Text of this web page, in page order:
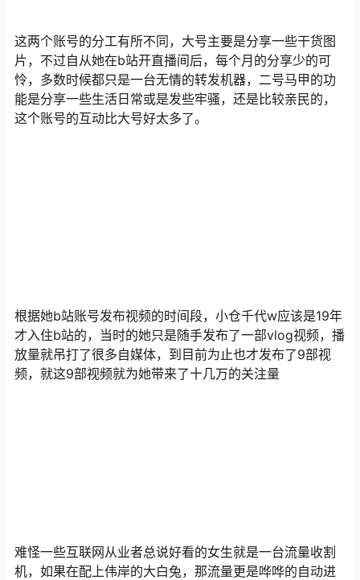
这两个账号的分工有所不同，大号主要是分享一些干货图
片，不过自从她在b站开直播间后，每个月的分享少的可
怜，多数时候都只是一台无情的转发机器，二号马甲的功
能是分享一些生活日常或是发些牢骚，还是比较亲民的，
这个账号的互动比大号好太多了。
根据她b站账号发布视频的时间段，小仓千代w应该是19年
才入住b站的，当时的她只是随手发布了一部vlog视频，播
放量就吊打了很多自媒体，到目前为止也才发布了9部视
频，就这9部视频就为她带来了十几万的关注量
难怪一些互联网从业者总说好看的女生就是一台流量收割
机，如果在配上伟岸的大白兔，那流量更是哗哗的自动进